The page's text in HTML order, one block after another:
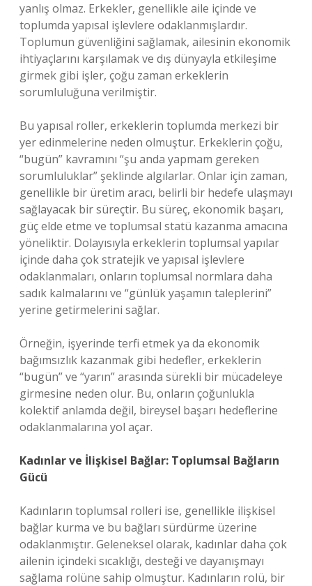
yanlış olmaz. Erkekler, genellikle aile içinde ve
toplumda yapısal işlevlere odaklanmışlardır.
Toplumun güvenliğini sağlamak, ailesinin ekonomik
ihtiyaçlarını karşılamak ve dış dünyayla etkileşime
girmek gibi işler, çoğu zaman erkeklerin
sorumluluğuna verilmiştir.
Bu yapısal roller, erkeklerin toplumda merkezi bir
yer edinmelerine neden olmuştur. Erkeklerin çoğu,
“bugün” kavramını “şu anda yapmam gereken
sorumluluklar” şeklinde algılarlar. Onlar için zaman,
genellikle bir üretim aracı, belirli bir hedefe ulaşmayı
sağlayacak bir süreçtir. Bu süreç, ekonomik başarı,
güç elde etme ve toplumsal statü kazanma amacına
yöneliktir. Dolayısıyla erkeklerin toplumsal yapılar
içinde daha çok stratejik ve yapısal işlevlere
odaklanmaları, onların toplumsal normlara daha
sadık kalmalarını ve “günlük yaşamın taleplerini”
yerine getirmelerini sağlar.
Örneğin, işyerinde terfi etmek ya da ekonomik
bağımsızlık kazanmak gibi hedefler, erkeklerin
“bugün” ve “yarın” arasında sürekli bir mücadeleye
girmesine neden olur. Bu, onların çoğunlukla
kolektif anlamda değil, bireysel başarı hedeflerine
odaklanmalarına yol açar.
Kadınlar ve İlişkisel Bağlar: Toplumsal Bağların
Gücü
Kadınların toplumsal rolleri ise, genellikle ilişkisel
bağlar kurma ve bu bağları sürdürme üzerine
odaklanmıştır. Geleneksel olarak, kadınlar daha çok
ailenin içindeki sıcaklığı, desteği ve dayanışmayı
sağlama rolüne sahip olmuştur. Kadınların rolü, bir